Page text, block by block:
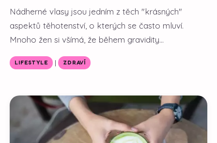
Nádherné vlasy jsou jedním z těch "krásných"
aspektů těhotenství, o kterých se často mluví.
Mnoho žen si všímá, že během gravidity...
LIFESTYLE | ZDRAVÍ